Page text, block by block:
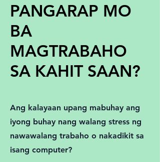
PANGARAP MO
BA
MAGTRABAHO
SA KAHIT SAAN?
Ang kalayaan upang mabuhay ang
iyong buhay nang walang stress ng
nawawalang trabaho o nakadikit sa
isang computer?